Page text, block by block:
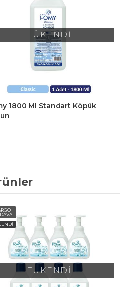
TÜKENDİ
1800 Ml Standart Köpük
TÜKENDİ